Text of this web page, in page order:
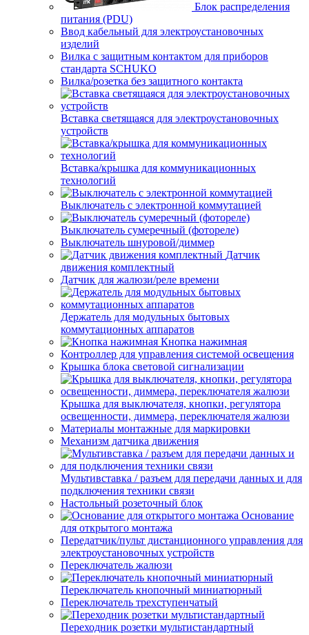
Блок распределения
питания (PDU)
Ввод кабельный для электроустановочных
изделий
Вилка с защитным контактом для приборов
стандарта SCHUKO
Вилка/розетка без защитного контакта
Вставка светящаяся для электроустановочных
устройств
Вставка/крышка для коммуникационных
технологий
Выключатель с электронной коммутацией
Выключатель сумеречный (фотореле)
Выключатель шнуровой/диммер
Датчик
движения комплектный
Датчик для жалюзи/реле времени
Держатель для модульных бытовых
коммутационных аппаратов
Кнопка нажимная
Контроллер для управления системой освещения
Крышка блока световой сигнализации
Крышка для выключателя, кнопки, регулятора
освещенности, диммера, переключателя жалюзи
Материалы монтажные для маркировки
Механизм датчика движения
Мультивставка / разъем для передачи данных и для
подключения техники связи
Настольный розеточный блок
Основание
для открытого монтажа
Передатчик/пульт дистанционного управления для
электроустановочных устройств
Переключатель жалюзи
Переключатель кнопочный миниатюрный
Переключатель трехступенчатый
Переходник розетки мультистандартный